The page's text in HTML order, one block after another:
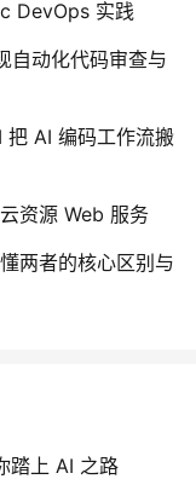
DevOps 实践
自动化代码审查与
AI 编码工作流搬
资源 Web 服务
两者的核心区别与
踏上 AI 之路